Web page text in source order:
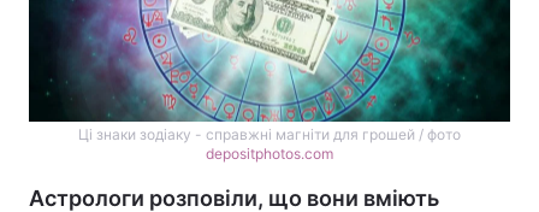
Ці знаки зодіаку - справжні магніти для грошей / фото
depositphotos.com
Астрологи розповіли, що вони вміють